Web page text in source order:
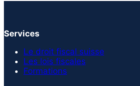
Services
Le droit fiscal suisse
Les lois fiscales
Formations